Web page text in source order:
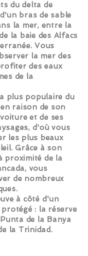
du delta de
bras de sable
la mer, entre la
la baie des Alfacs
Vous
la mer des
des eaux
de la
plus populaire du
raison de son
et de ses
d'où vous
les plus beaux
Grâce à son
proximité de la
vous
de nombreux
à côté d'un
: la réserve
de la Banya
la Trinidad.